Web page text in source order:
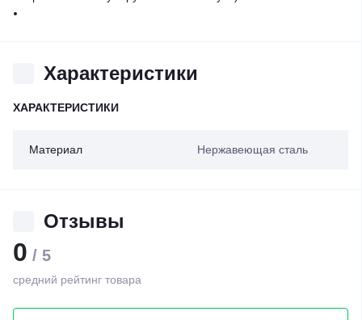
Характеристики
ХАРАКТЕРИСТИКИ
Материал Нержавеющая сталь
Отзывы
0 / 5
средний рейтинг товара